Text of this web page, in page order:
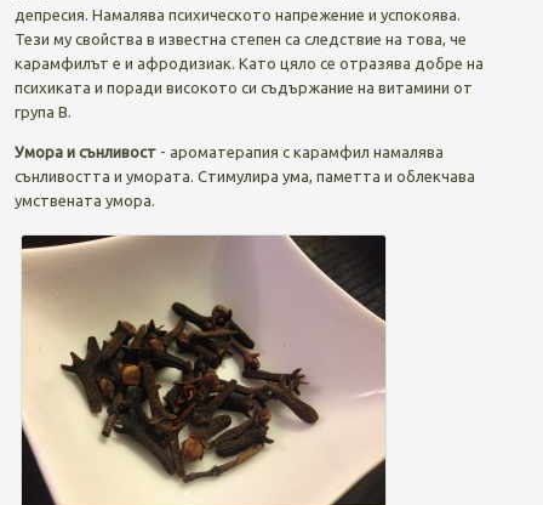
депресия. Намалява психическото напрежение и успокоява.
Тези му свойства в известна степен са следствие на това, че
карамфилът е и афродизиак. Като цяло се отразява добре на
психиката и поради високото си съдържание на витамини от
група В.
Умора и сънливост- ароматерапия с карамфил намалява
сънливостта и умората. Стимулира ума, паметта и облекчава
умствената умора.